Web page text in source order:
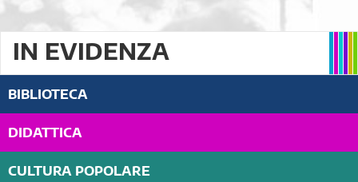
IN EVIDENZA
BIBLIOTECA
DIDATTICA
CULTURA POPOLARE